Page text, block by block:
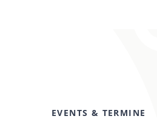
EVENTS & TERMINE